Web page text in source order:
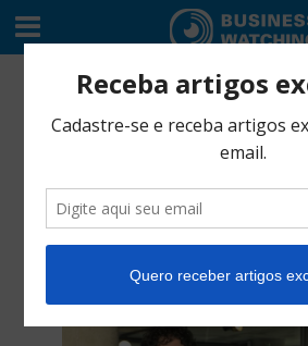
COMÉRCIO• EDITORIAL • EDITORIAL•
Trocafone:
de celular?
compra seu
maio 28, 2018 2 Min Read